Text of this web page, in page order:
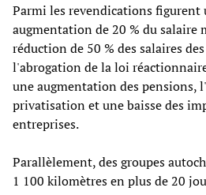
Parmi les revendications figurent
augmentation de 20 % du salaire
réduction de 50 % des salaires
l'abrogation de la loi
une augmentation des pensions,
privatisation et une baisse des
entreprises.
Parallèlement, des groupes
1 100 kilomètres en plus de 20